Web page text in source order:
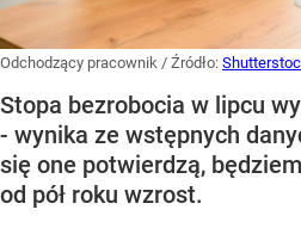
Odchodzący pracownik / Źródło:
Stopa bezrobocia w lipcu
- wynika ze wstępnych
się one potwierdzą,
od pół roku wzrost.